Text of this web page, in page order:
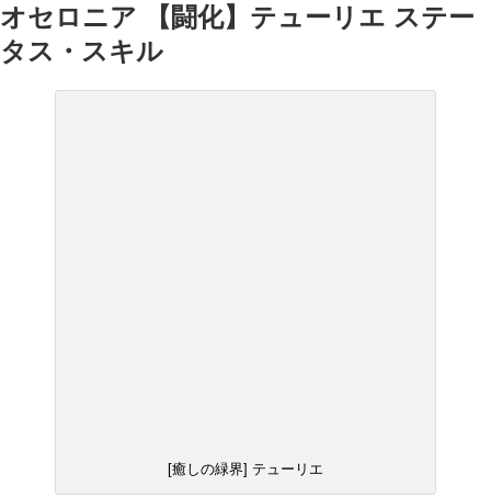
オセロニア 【闘化】テューリエ ステー
タス・スキル
[癒しの緑界] テューリエ